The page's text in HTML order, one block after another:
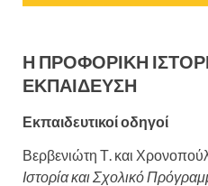
Η ΠΡΟΦΟΡΙΚΗ
ΕΚΠΑΙΔΕΥΣΗ
Εκπαιδευτικοί οδηγοί
Βερβενιώτη Τ. και
Ιστορία και Σχολικό